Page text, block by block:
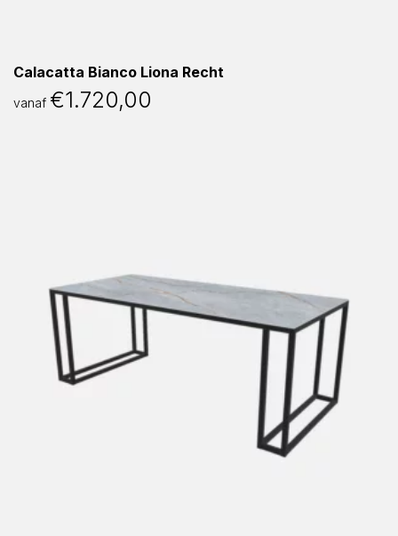
Calacatta Bianco Liona Recht
vanaf €1.720,00